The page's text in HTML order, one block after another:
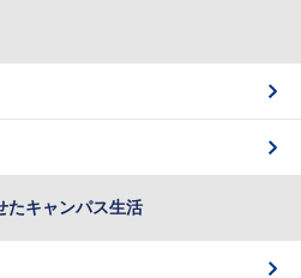
たキャンパス生活